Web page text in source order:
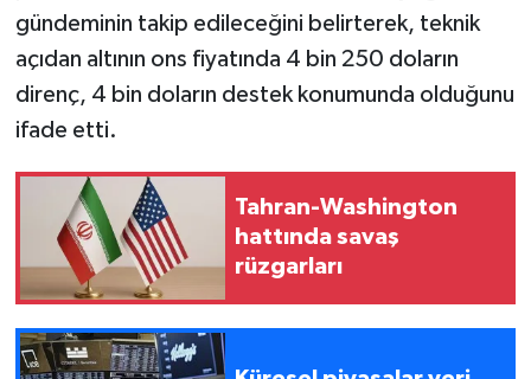
gündeminin takip edileceğini belirterek, teknik
açıdan altının ons fiyatında 4 bin 250 doların
direnç, 4 bin doların destek konumunda olduğunu
ifade etti.
Tahran-Washington
hattında savaş
rüzgarları